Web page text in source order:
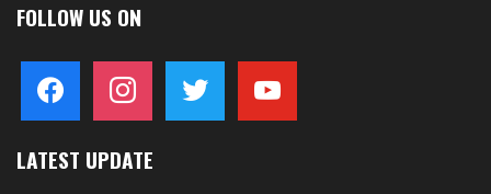
FOLLOW US ON
facebook instagram twitter
LATEST UPDATE